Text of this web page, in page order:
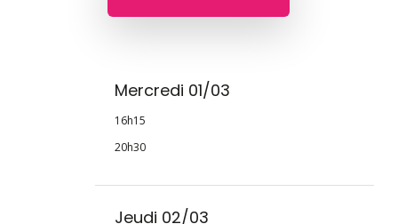
Mercredi 01/03
16h15
20h30
Jeudi 02/03